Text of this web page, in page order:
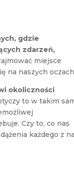
gdzie
zdarzeń,
miejsce
na naszych
okoliczności
to w takim
Czy to, co nas
każdego z